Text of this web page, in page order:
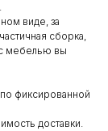
виде, за
сборка,
с мебелью вы
фиксированной
доставки.